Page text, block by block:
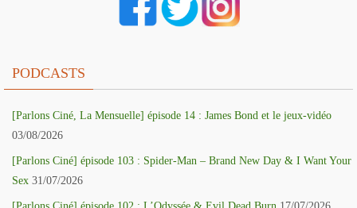
PODCASTS
[Parlons Ciné, La Mensuelle] épisode 14 : James Bond et le jeux-vidéo
03/08/2026
[Parlons Ciné] épisode 103 : Spider-Man – Brand New Day & I Want Your
Sex 31/07/2026